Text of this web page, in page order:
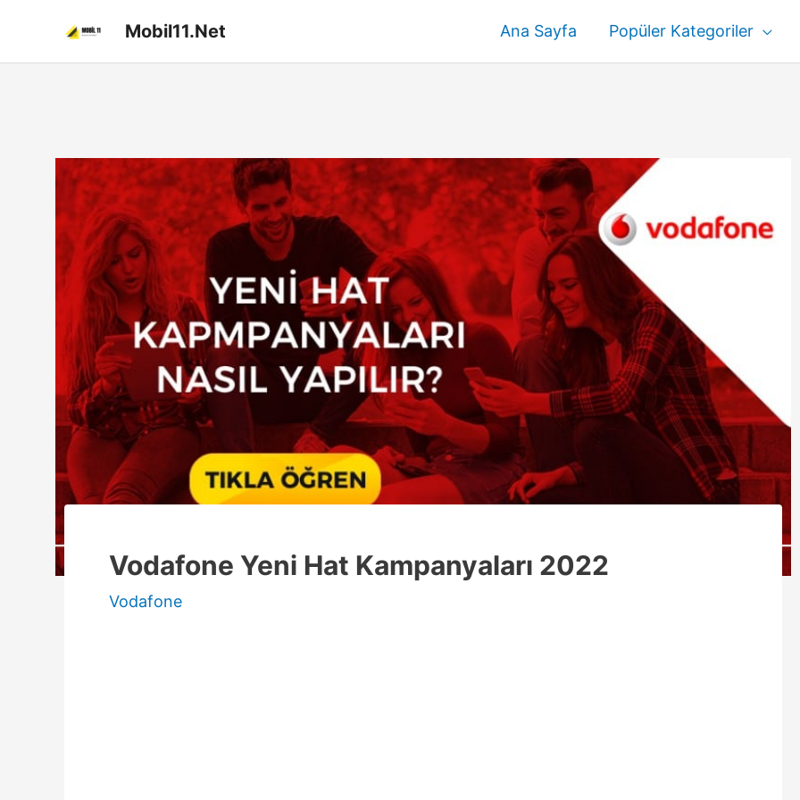
Mobil11.Net Ana Sayfa Popüler Kategoriler
Vodafone Yeni Hat Kampanyaları 2022
Vodafone